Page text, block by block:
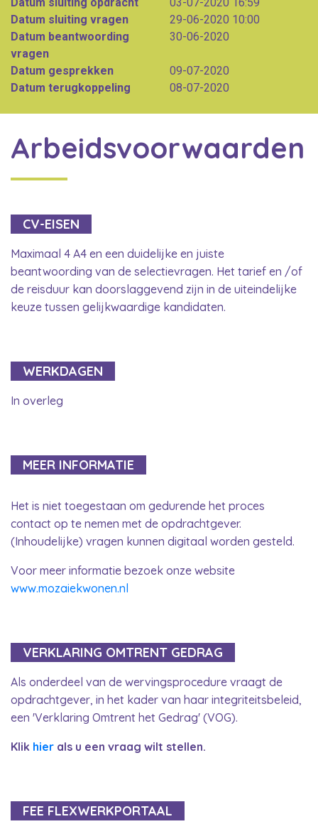
Datum sluiting opdracht
03-07-2020 16:59
Datum sluiting vragen
29-06-2020 10:00
Datum beantwoording
vragen
30-06-2020
Datum gesprekken
09-07-2020
Datum terugkoppeling
08-07-2020
Arbeidsvoorwaarden
CV-EISEN
Maximaal 4 A4 en een duidelijke en juiste
beantwoording van de selectievragen. Het tarief en /of
de reisduur kan doorslaggevend zijn in de uiteindelijke
keuze tussen gelijkwaardige kandidaten.
WERKDAGEN
In overleg
MEER INFORMATIE
Het is niet toegestaan om gedurende het proces
contact op te nemen met de opdrachtgever.
(Inhoudelijke) vragen kunnen digitaal worden gesteld.
Voor meer informatie bezoek onze website
www.mozaiekwonen.nl
VERKLARING OMTRENT GEDRAG
Als onderdeel van de wervingsprocedure vraagt de
opdrachtgever, in het kader van haar integriteitsbeleid,
een 'Verklaring Omtrent het Gedrag' (VOG).
Klik hier als u een vraag wilt stellen.
FEE FLEXWERKPORTAAL